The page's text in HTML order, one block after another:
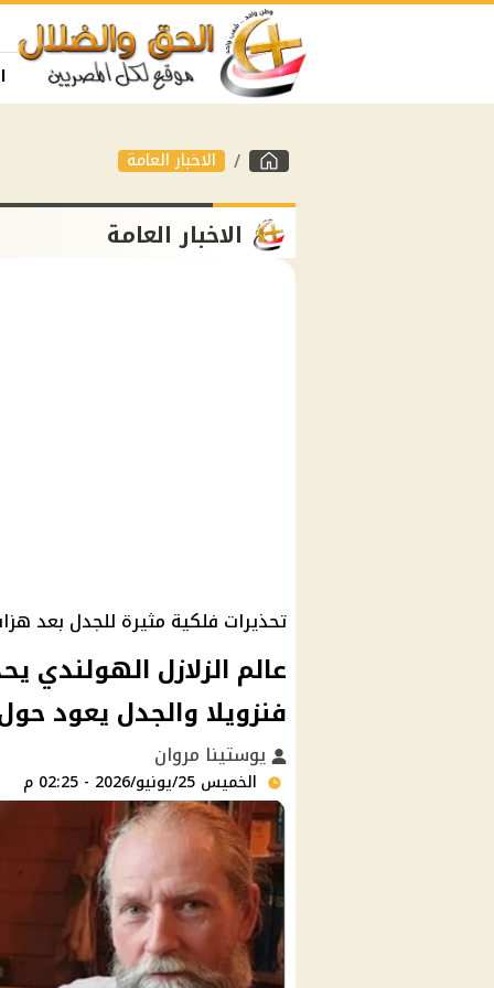
الاخبار العامة
الاخبار العامة
تحذيرات فلكية مثيرة للجدل بعد
عالم الزلازل الهولندي
فنزويلا والجدل يعود
يوستينا مروان
الخميس 25/يونيو/2026 - 02:25 م